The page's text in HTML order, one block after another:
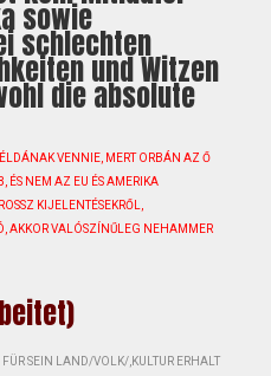
sowie
schlechten
und Witzen
die absolute
VENNIE, MERT ORBÁN AZ Ő
ÉS NEM AZ EU ÉS AMERIKA
KIJELENTÉSEKRŐL,
AKKOR VALÓSZÍNŰLEG NEHAMMER
SEIN LAND/VOLK/,KULTUR ERHALT